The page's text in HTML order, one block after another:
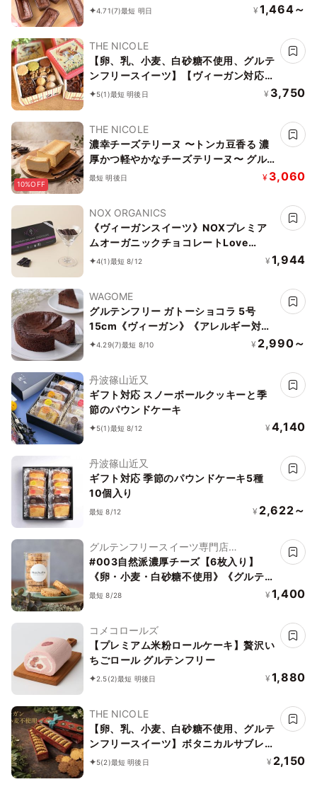
4.71(7)最短 明日 ¥ 1,464～
THE NICOLE
【卵、乳、小麦、白砂糖不使用、グルテ
ンフリースイーツ】【ヴィーガン対応】
白馬にのって駆け巡ろう ボタニカルサ
5(1)最短 明後日 ¥ 3,750
10%OFF
THE NICOLE
濃幸チーズテリーヌ 〜トンカ豆香る 濃
厚かつ軽やかなチーズテリーヌ〜 グル
テンフリー
最短 明後日 ¥ 3,060
NOX ORGANICS
《ヴィーガンスイーツ》NOXプレミア
ムオーガニックチョコレートLove
Editionクランベリー12粒
4(1)最短 8/12 ¥ 1,944
WAGOME
グルテンフリー ガトーショコラ 5号
15cm《ヴィーガン》《アレルギー対
応》《小麦なし》《卵なし》《乳なし》
4.29(7)最短 8/10 ¥ 2,990～
丹波篠山近又
ギフト対応 スノーボールクッキーと季
節のパウンドケーキ
5(1)最短 8/12 ¥ 4,140
丹波篠山近又
ギフト対応 季節のパウンドケーキ5種
10個入り
最短 8/12 ¥ 2,622～
グルテンフリースイーツ専門店
NachuRa(ナチュラ)-南青山-
#003自然派濃厚チーズ【6枚入り】
《卵・小麦・白砂糖不使用》《グルテン
フリー》《アレルギー配慮》
最短 8/28 ¥ 1,400
コメコロールズ
【プレミアム米粉ロールケーキ】贅沢い
ちごロール グルテンフリー
2.5(2)最短 明後日 ¥ 1,880
THE NICOLE
【卵、乳、小麦、白砂糖不使用、グルテ
ンフリースイーツ】ボタニカルサブレ
カカオ、黒糖バニラサブレ缶 2種アソー
5(2)最短 明後日 ¥ 2,150